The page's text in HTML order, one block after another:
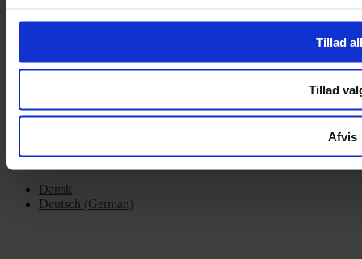
Tillad
Tillad
Afvis
Mandag – Fredag 10:00 – 17:30
Copyright © 2022.Design & hosting by Webhuset Ballum ApS
Dansk
Deutsch (German)